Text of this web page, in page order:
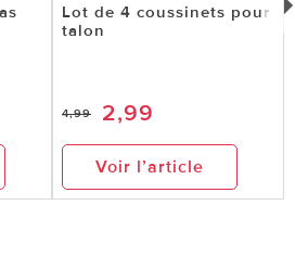
Lot de 4 coussinets pour
talon
4,99 2,99
Voir l’article